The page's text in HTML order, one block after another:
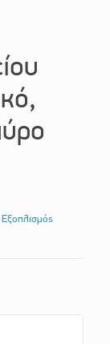
Εξοπλισμός